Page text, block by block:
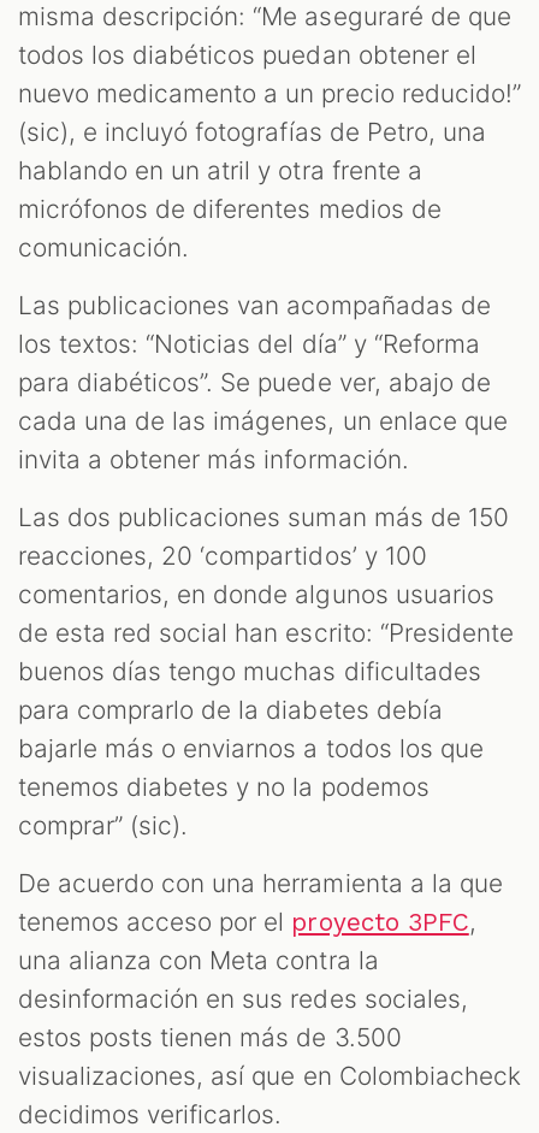
misma descripción: “Me aseguraré de que
todos los diabéticos puedan obtener el
nuevo medicamento a un precio reducido!”
(sic), e incluyó fotografías de Petro, una
hablando en un atril y otra frente a
micrófonos de diferentes medios de
comunicación.
Las publicaciones van acompañadas de
los textos: “Noticias del día” y “Reforma
para diabéticos”. Se puede ver, abajo de
cada una de las imágenes, un enlace que
invita a obtener más información.
Las dos publicaciones suman más de 150
reacciones, 20 ‘compartidos’ y 100
comentarios, en donde algunos usuarios
de esta red social han escrito: “Presidente
buenos días tengo muchas dificultades
para comprarlo de la diabetes debía
bajarle más o enviarnos a todos los que
tenemos diabetes y no la podemos
comprar” (sic).
De acuerdo con una herramienta a la que
tenemos acceso por el proyecto 3PFC,
una alianza con Meta contra la
desinformación en sus redes sociales,
estos posts tienen más de 3.500
visualizaciones, así que en Colombiacheck
decidimos verificarlos.